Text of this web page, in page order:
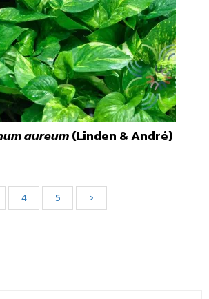
aureum(Linden & André)
4 5 ›